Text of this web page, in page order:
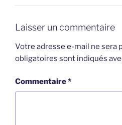
Laisser un commentaire
Votre adresse e-mail ne sera
obligatoires sont indiqués
Commentaire*